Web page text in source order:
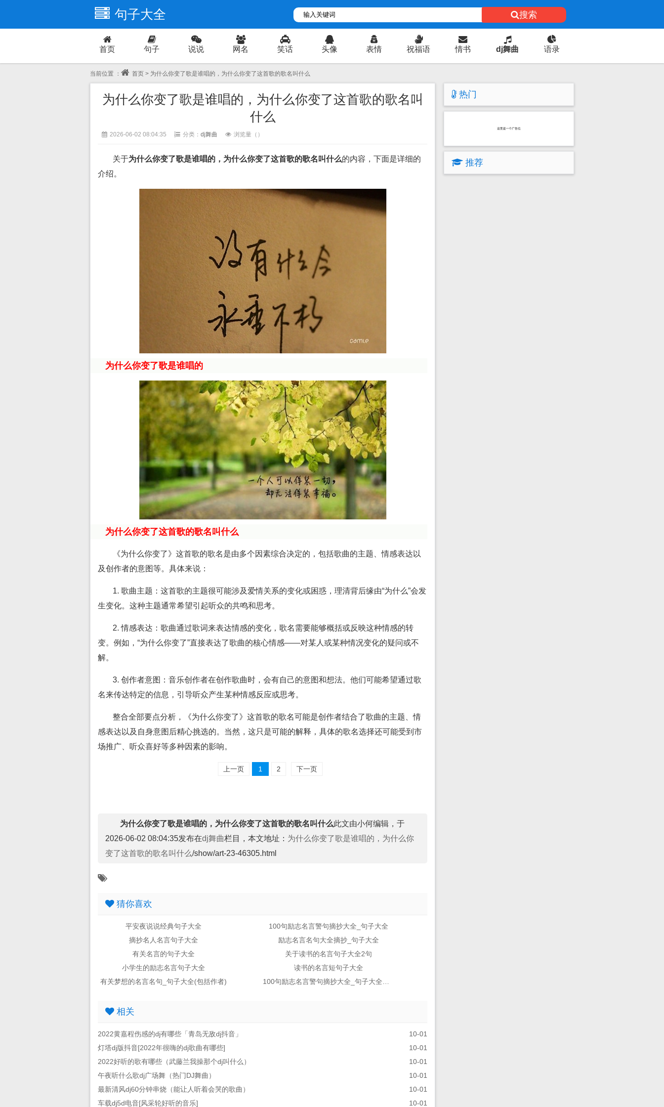
句子大全 搜索
首页 句子 说说 网名 笑话 头像 表情 祝福语 情书 dj舞曲 语录
爱情
当前位置 ： 首页 > 为什么你变了歌是谁唱的，为什么你变了这首歌的歌名叫什么
为什么你变了歌是谁唱的，为什么你变了这首歌的歌名叫
什么
2026-06-02 08:04:35 分类： dj舞曲 浏览量（ ）
关于为什么你变了歌是谁唱的，为什么你变了这首歌的歌名叫什么的内容，下面是详细的
介绍。
为什么你变了歌是谁唱的
为什么你变了这首歌的歌名叫什么
《为什么你变了》这首歌的歌名是由多个因素综合决定的，包括歌曲的主题、情感表达以
及创作者的意图等。具体来说：
1. 歌曲主题：这首歌的主题很可能涉及爱情关系的变化或困惑，理清背后缘由“为什么”会发
生变化。这种主题通常希望引起听众的共鸣和思考。
2. 情感表达：歌曲通过歌词来表达情感的变化，歌名需要能够概括或反映这种情感的转
变。例如，“为什么你变了”直接表达了歌曲的核心情感——对某人或某种情况变化的疑问或不
解。
3. 创作者意图：音乐创作者在创作歌曲时，会有自己的意图和想法。他们可能希望通过歌
名来传达特定的信息，引导听众产生某种情感反应或思考。
整合全部要点分析，《为什么你变了》这首歌的歌名可能是创作者结合了歌曲的主题、情
感表达以及自身意图后精心挑选的。当然，这只是可能的解释，具体的歌名选择还可能受到市
场推广、听众喜好等多种因素的影响。
上一页 1 2 下一页
为什么你变了歌是谁唱的，为什么你变了这首歌的歌名叫什么此文由小何编辑，于
2026-06-02 08:04:35发布在dj舞曲栏目，本文地址： 为什么你变了歌是谁唱的，为什么你
变了这首歌的歌名叫什么/show/art-23-46305.html
猜你喜欢
平安夜说说经典句子大全
100句励志名言警句摘抄大全_句子大全
摘抄名人名言句子大全
励志名言名句大全摘抄_句子大全
有关名言的句子大全
关于读书的名言句子大全2句
小学生的励志名言句子大全
读书的名言短句子大全
有关梦想的名言名句_句子大全(包括作者)
相关
2022黄嘉程伤感的dj有哪些「青岛无敌dj抖音」
10-01
灯塔dj版抖音[2022年很嗨的dj歌曲有哪些]
10-01
2022好听的歌有哪些（武藤兰我操那个dj叫什么）
10-01
午夜听什么歌dj广场舞（热门DJ舞曲）
10-01
最新清风dj60分钟串烧（能让人听着会哭的歌曲）
10-01
车载dj5d电音[风采轮好听的音乐]
10-01
热门
这里是一个广告位
推荐